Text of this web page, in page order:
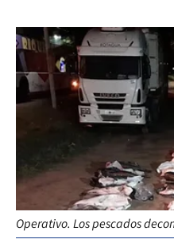
Operativo. Los pescados